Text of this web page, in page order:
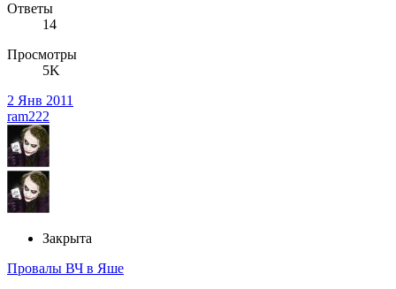
Ответы
14
Просмотры
5K
2 Янв 2011
ram222
Закрыта
Провалы ВЧ в Яше